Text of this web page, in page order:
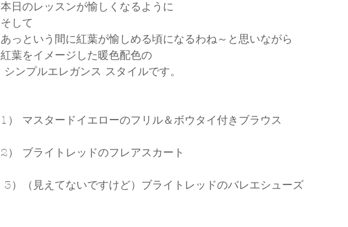
本日のレッスンが愉しくなるように
そして
あっという間に紅葉が愉しめる頃になるわね～と思いながら
紅葉をイメージした暖色配色の
シンプルエレガンス スタイルです。
1） マスタードイエローのフリル＆ボウタイ付きブラウス
2） ブライトレッドのフレアスカート
3）（見えてないですけど）ブライトレッドのバレエシューズ